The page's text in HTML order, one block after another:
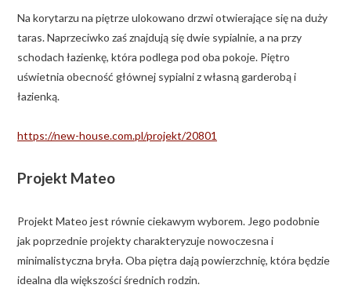
Na korytarzu na piętrze ulokowano drzwi otwierające się na duży
taras. Naprzeciwko zaś znajdują się dwie sypialnie, a na przy
schodach łazienkę, która podlega pod oba pokoje. Piętro
uświetnia obecność głównej sypialni z własną garderobą i
łazienką.
https://new-house.com.pl/projekt/20801
Projekt Mateo
Projekt Mateo jest równie ciekawym wyborem. Jego podobnie
jak poprzednie projekty charakteryzuje nowoczesna i
minimalistyczna bryła. Oba piętra dają powierzchnię, która będzie
idealna dla większości średnich rodzin.